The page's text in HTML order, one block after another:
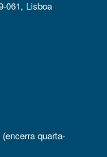
061, Lisboa
quarta-